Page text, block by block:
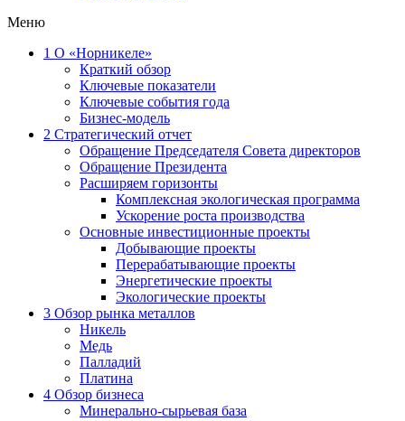
Меню
1 О «Норникеле»
Краткий обзор
Ключевые показатели
Ключевые события года
Бизнес-модель
2 Стратегический отчет
Обращение Председателя Совета директоров
Обращение Президента
Расширяем горизонты
Комплексная экологическая программа
Ускорение роста производства
Основные инвестиционные проекты
Добывающие проекты
Перерабатывающие проекты
Энергетические проекты
Экологические проекты
3 Обзор рынка металлов
Никель
Медь
Палладий
Платина
4 Обзор бизнеса
Минерально-сырьевая база